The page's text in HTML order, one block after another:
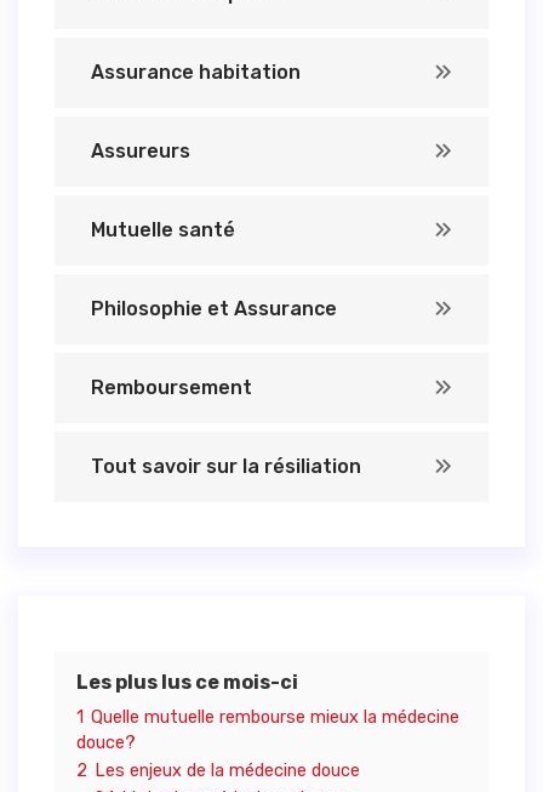
Assurance habitation
Assureurs
Mutuelle santé
Philosophie et Assurance
Remboursement
Tout savoir sur la résiliation
Les plus lus ce mois-ci
1 Quelle mutuelle rembourse mieux la médecine
douce?
2 Les enjeux de la médecine douce